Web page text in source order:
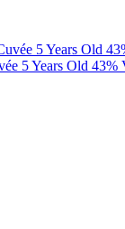
5 Years Old 43%